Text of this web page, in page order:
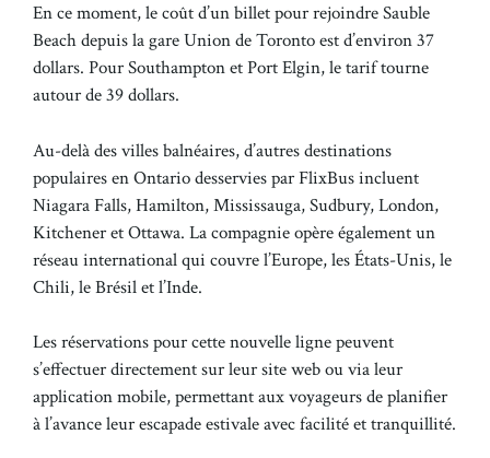
En ce moment, le coût d’un billet pour rejoindre Sauble
Beach depuis la gare Union de Toronto est d’environ 37
dollars. Pour Southampton et Port Elgin, le tarif tourne
autour de 39 dollars.
Au-delà des villes balnéaires, d’autres destinations
populaires en Ontario desservies par FlixBus incluent
Niagara Falls, Hamilton, Mississauga, Sudbury, London,
Kitchener et Ottawa. La compagnie opère également un
réseau international qui couvre l’Europe, les États-Unis, le
Chili, le Brésil et l’Inde.
Les réservations pour cette nouvelle ligne peuvent
s’effectuer directement sur leur site web ou via leur
application mobile, permettant aux voyageurs de planifier
à l’avance leur escapade estivale avec facilité et tranquillité.